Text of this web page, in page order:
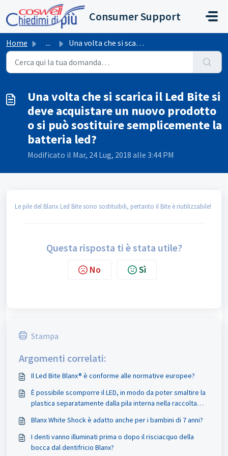
Salta al contenuto principale
Consumer Support
Home ... Una volta che si scarica il Led Bite si deve acquistare u...
Una volta che si scarica il Led Bite si
deve acquistare un nuovo prodotto
o si può sostituire semplicemente la
batteria led?
Modificato il Mar, 24 Lug, 2018 alle 3:44 PM
Le pile del Blanx Led Bite sono sostituibili, pertanto il Bite è riutilizzabile!
Questa risposta ti è stata utile?
No Sì
Stampa
Argomenti correlati:
Il Led Bite Blanx® è conforme alle normative europee?
È possibile scomporre il LED, in modo da poter smaltire la
plastica separatamente dalla pila interna nella raccolta
Blanx White Shock è adatto anche per i bambini di 7 anni?
I denti vanno illuminati prima o dopo il risciacquo della
bocca dal dentifricio Blanx?